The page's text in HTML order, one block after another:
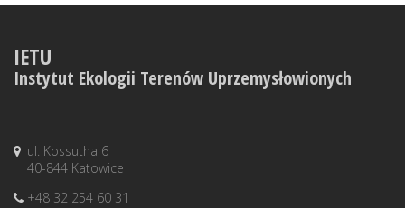
IETU
Instytut Ekologii Terenów Uprzemysłowionych
ul. Kossutha 6
40-844 Katowice
+48 32 254 60 31